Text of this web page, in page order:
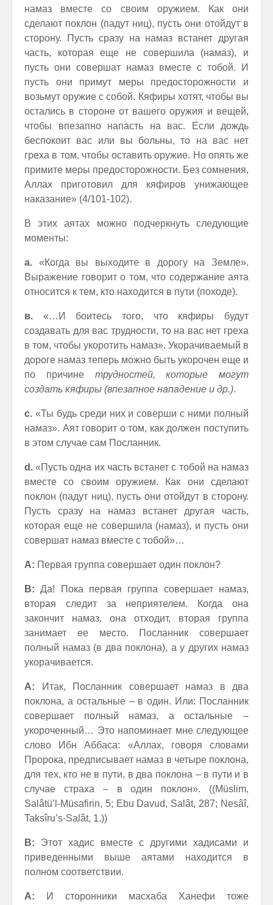
намаз вместе со своим оружием. Как они
сделают поклон (падут ниц), пусть они отойдут в
сторону. Пусть сразу на намаз встанет другая
часть, которая еще не совершила (намаз), и
пусть они совершат намаз вместе с тобой. И
пусть они примут меры предосторожности и
возьмут оружие с собой. Кяфиры хотят, чтобы вы
остались в стороне от вашего оружия и вещей,
чтобы впезапно напасть на вас. Если дождь
беспокоит вас или вы больны, то на вас нет
греха в том, чтобы оставить оружие. Но опять же
примите меры предосторожности. Без сомнения,
Аллах приготовил для кяфиров унижающее
наказание» (4/101-102).
В этих аятах можно подчеркнуть следующие
моменты:
а. «Когда вы выходите в дорогу на Земле».
Выражение говорит о том, что содержание аята
относится к тем, кто находится в пути (походе).
в. «…И боитесь того, что кяфиры будут
создавать для вас трудности, то на вас нет греха
в том, чтобы укоротить намаз». Укорачиваемый в
дороге намаз теперь можно быть укорочен еще и
по причине трудностей, которые могут
создать кяфиры (впезапное нападение и др.).
с. «Ты будь среди них и соверши с ними полный
намаз». Аят говорит о том, как должен поступить
в этом случае сам Посланник.
d. «Пусть одна их часть встанет с тобой на намаз
вместе со своим оружием. Как они сделают
поклон (падут ниц), пусть они отойдут в сторону.
Пусть сразу на намаз встанет другая часть,
которая еще не совершила (намаз), и пусть они
совершат намаз вместе с тобой»…
А: Первая группа совершает один поклон?
В: Да! Пока первая группа совершает намаз,
вторая следит за неприятелем. Когда она
закончит намаз, она отходит, вторая группа
занимает ее место. Посланник совершает
полный намаз (в два поклона), а у других намаз
укорачивается.
А: Итак, Посланник совершает намаз в два
поклона, а остальные – в один. Или: Посланник
совершает полный намаз, а остальные –
укороченный… Это напоминает мне следующее
слово Ибн Аббаса: «Аллах, говоря словами
Пророка, предписывает намаз в четыре поклона,
для тех, кто не в пути, в два поклона – в пути и в
случае страха – в один поклон». ((Müslim,
Salâtü’l-Müsafirin, 5; Ebu Davud, Salât, 287; Nesâî,
Taksîru’s-Salât, 1.))
В: Этот хадис вместе с другими хадисами и
приведенными выше аятами находится в
полном соответствии.
А: И сторонники масхаба Ханефи тоже